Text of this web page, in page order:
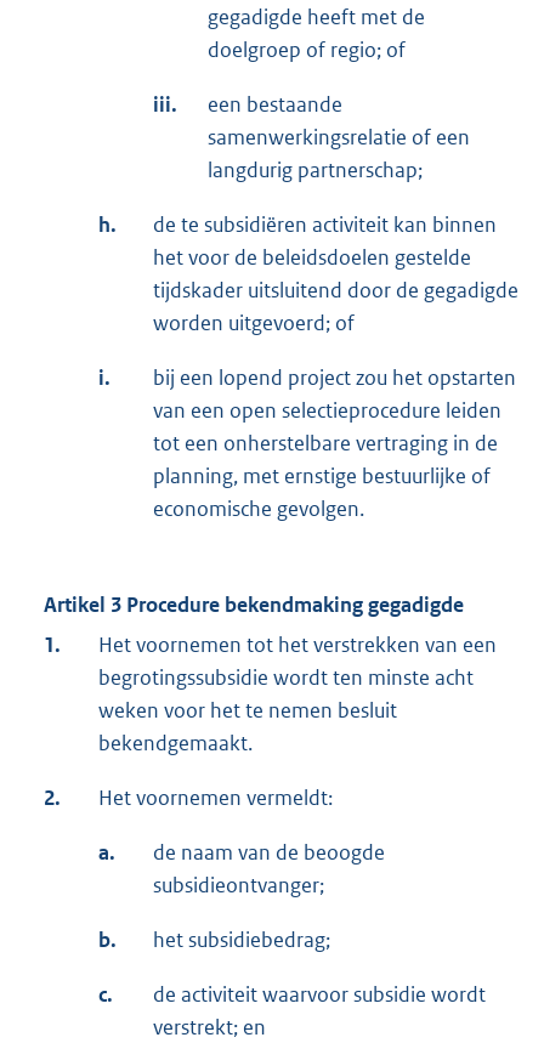
gegadigde heeft met de
doelgroep of regio; of
iii.
een bestaande
samenwerkingsrelatie of een
langdurig partnerschap;
h.
de te subsidiëren activiteit kan binnen
het voor de beleidsdoelen gestelde
tijdskader uitsluitend door de gegadigde
worden uitgevoerd; of
i.
bij een lopend project zou het opstarten
van een open selectieprocedure leiden
tot een onherstelbare vertraging in de
planning, met ernstige bestuurlijke of
economische gevolgen.
Artikel 3 Procedure bekendmaking gegadigde
1.
Het voornemen tot het verstrekken van een
begrotingssubsidie wordt ten minste acht
weken voor het te nemen besluit
bekendgemaakt.
2. Het voornemen vermeldt:
a.
de naam van de beoogde
subsidieontvanger;
b. het subsidiebedrag;
c.
de activiteit waarvoor subsidie wordt
verstrekt; en